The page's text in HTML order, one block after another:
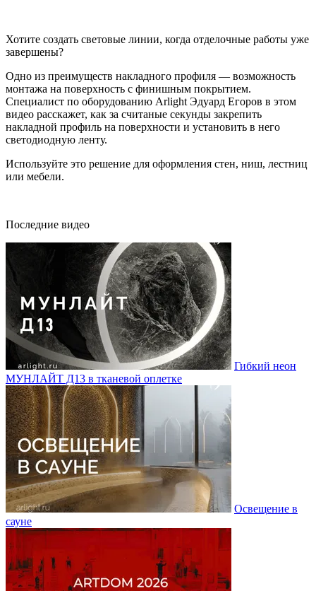
Хотите создать световые линии, когда отделочные работы уже
завершены?
Одно из преимуществ накладного профиля — возможность
монтажа на поверхность с финишным покрытием.
Специалист по оборудованию Arlight Эдуард Егоров в этом
видео расскажет, как за считаные секунды закрепить
накладной профиль на поверхности и установить в него
светодиодную ленту.
Используйте это решение для оформления стен, ниш, лестниц
или мебели.
Последние видео
Гибкий неон
МУНЛАЙТ Д13 в тканевой оплетке
Освещение в
сауне